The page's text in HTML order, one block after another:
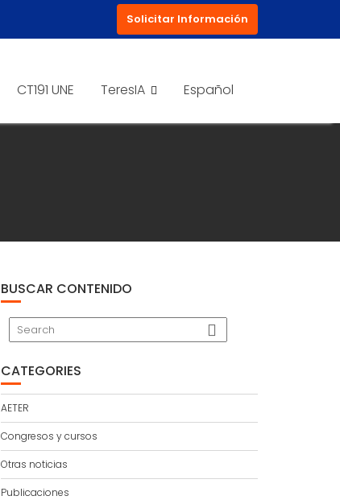
Solicitar Información
CT191 UNE TeresIA Español
BUSCAR CONTENIDO
CATEGORIES
AETER
Congresos y cursos
Otras noticias
Publicaciones